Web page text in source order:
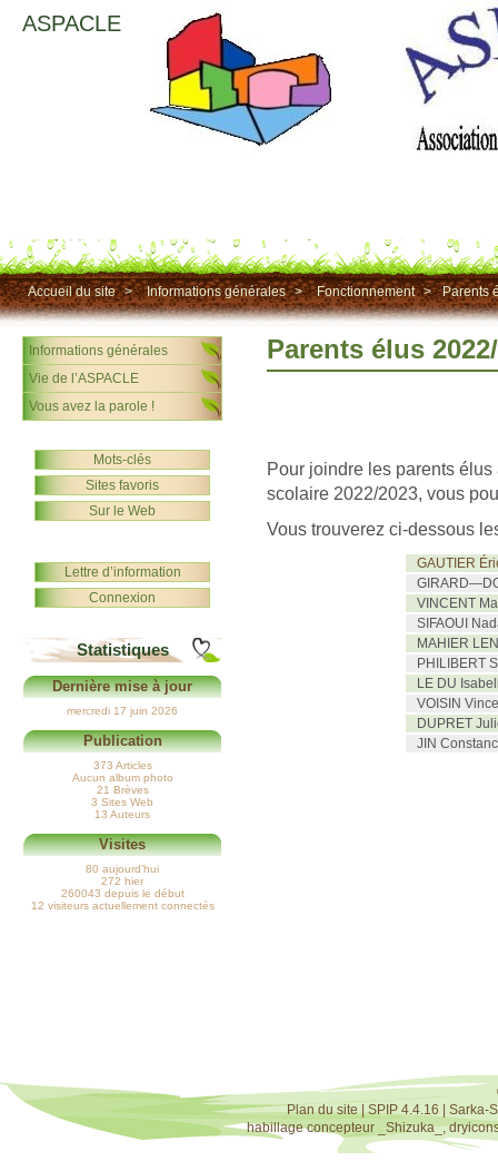
ASPACLE
Accueil du site > Informations générales > Fonctionnement > Parents
Parents élus
Pour joindre les parents élus
scolaire 2022/2023, vous
Vous trouverez ci-dessous
GAUTIER
VINCENT
SIFAOUI
MAHIER
PHILIBERT
LE DU
VOISIN
DUPRET
JIN
Informations générales
Vie de l’ASPACLE
Vous avez la parole !
Mots-clés
Sites favoris
Sur le Web
Lettre d’information
Connexion
Statistiques
Dernière mise à jour
mercredi 17 juin 2026
Publication
373 Articles
Aucun album photo
21 Brèves
3 Sites Web
13 Auteurs
Visites
80 aujourd’hui
272 hier
260043 depuis le début
12 visiteurs actuellement connectés
Plan du site|SPIP 4.4.16
Sarka-
habillage concepteur
_Shizuka_,